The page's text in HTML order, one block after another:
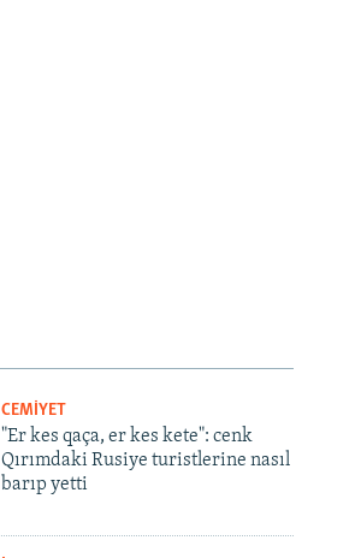
CEMİYET
"Er kes qaça, er kes kete": cenk
Qırımdaki Rusiye turistlerine nasıl
barıp yetti